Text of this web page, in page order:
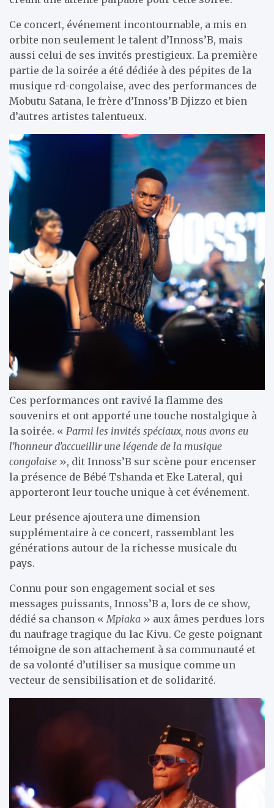
Ce concert, événement incontournable, a mis en
orbite non seulement le talent d’Innoss’B, mais
aussi celui de ses invités prestigieux. La première
partie de la soirée a été dédiée à des pépites de la
musique rd-congolaise, avec des performances de
Mobutu Satana, le frère d’Innoss’B Djizzo et bien
d’autres artistes talentueux.
Ces performances ont ravivé la flamme des
souvenirs et ont apporté une touche nostalgique à
la soirée. « Parmi les invités spéciaux, nous avons eu
l’honneur d’accueillir une légende de la musique
congolaise », dit Innoss’B sur scène pour encenser
la présence de Bébé Tshanda et Eke Lateral, qui
apporteront leur touche unique à cet événement.
Leur présence ajoutera une dimension
supplémentaire à ce concert, rassemblant les
générations autour de la richesse musicale du
pays.
Connu pour son engagement social et ses
messages puissants, Innoss’B a, lors de ce show,
dédié sa chanson « Mpiaka » aux âmes perdues lors
du naufrage tragique du lac Kivu. Ce geste poignant
témoigne de son attachement à sa communauté et
de sa volonté d’utiliser sa musique comme un
vecteur de sensibilisation et de solidarité.